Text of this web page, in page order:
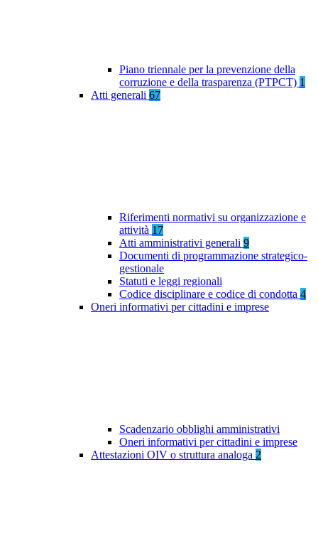
Piano triennale per la prevenzione della
corruzione e della trasparenza (PTPCT) 1
Atti generali 67
Riferimenti normativi su organizzazione e
attività 17
Atti amministrativi generali 9
Documenti di programmazione strategico-
gestionale
Statuti e leggi regionali
Codice disciplinare e codice di condotta 4
Oneri informativi per cittadini e imprese
Scadenzario obblighi amministrativi
Oneri informativi per cittadini e imprese
Attestazioni OIV o struttura analoga 2